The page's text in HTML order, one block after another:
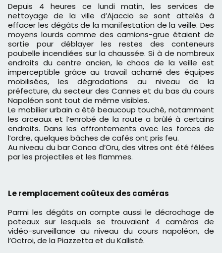
Depuis 4 heures ce lundi matin, les services de
nettoyage de la ville d’Ajaccio se sont attelés à
effacer les dégâts de la manifestation de la veille. Des
moyens lourds comme des camions-grue étaient de
sortie pour déblayer les restes des conteneurs
poubelle incendiées sur la chaussée. Si à de nombreux
endroits du centre ancien, le chaos de la veille est
imperceptible grâce au travail acharné des équipes
mobilisées, les dégradations au niveau de la
préfecture, du secteur des Cannes et du bas du cours
Napoléon sont tout de même visibles.
Le mobilier urbain a été beaucoup touché, notamment
les arceaux et l’enrobé de la route a brûlé à certains
endroits. Dans les affrontements avec les forces de
l’ordre, quelques bâches de cafés ont pris feu.
Au niveau du bar Conca d’Oru, des vitres ont été fêlées
par les projectiles et les flammes.
Le remplacement coûteux des caméras
Parmi les dégâts on compte aussi le décrochage de
poteaux sur lesquels se trouvaient 4 caméras de
vidéo-surveillance au niveau du cours napoléon, de
l’Octroi, de la Piazzetta et du Kallisté.